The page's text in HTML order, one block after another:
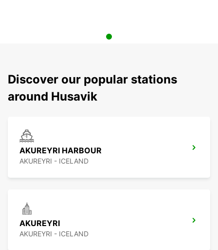
Discover our popular stations
around Husavik
AKUREYRI HARBOUR
AKUREYRI - ICELAND
AKUREYRI
AKUREYRI - ICELAND